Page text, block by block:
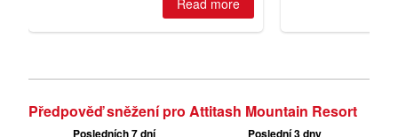
Předpověď sněžení pro Attitash Mountain Resort
Posledních 7 dní Poslední 3 dny